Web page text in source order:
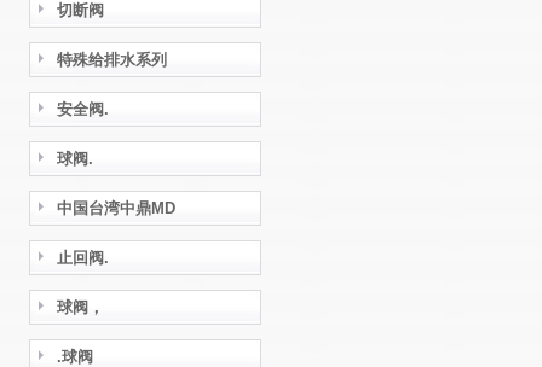
切断阀
特殊给排水系列
安全阀.
球阀.
中国台湾中鼎MD
止回阀.
球阀，
.球阀